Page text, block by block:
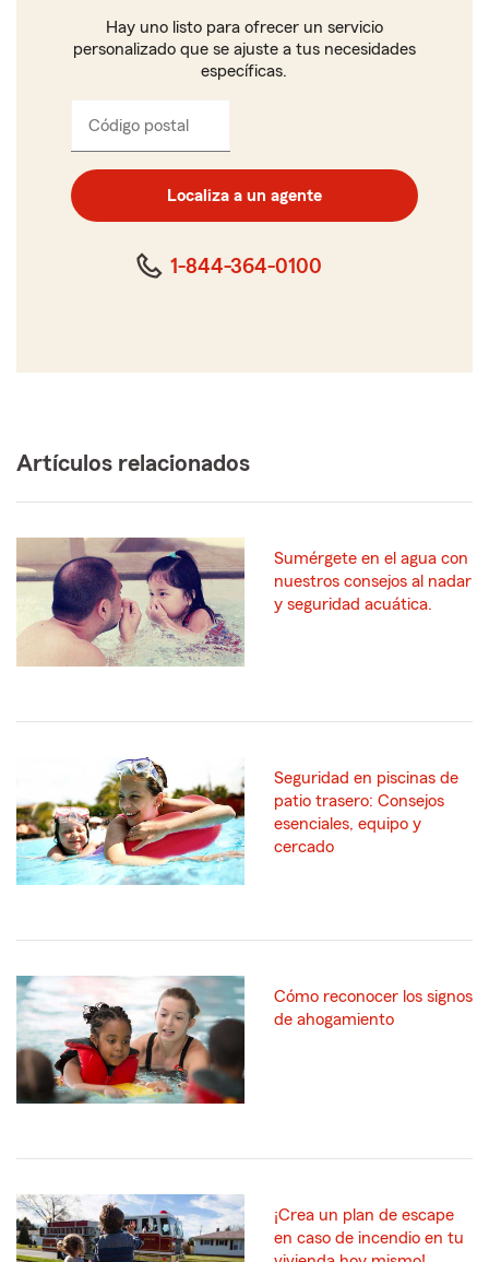
Hay uno listo para ofrecer un servicio
personalizado que se ajuste a tus necesidades
específicas.
Código postal
código
postal
de
cinco
Localiza a un agente
1-844-364-0100
Artículos relacionados
Sumérgete en el agua con
nuestros consejos al nadar
y seguridad acuática.
Seguridad en piscinas de
patio trasero: Consejos
esenciales, equipo y
cercado
Cómo reconocer los signos
de ahogamiento
¡Crea un plan de escape
en caso de incendio en tu